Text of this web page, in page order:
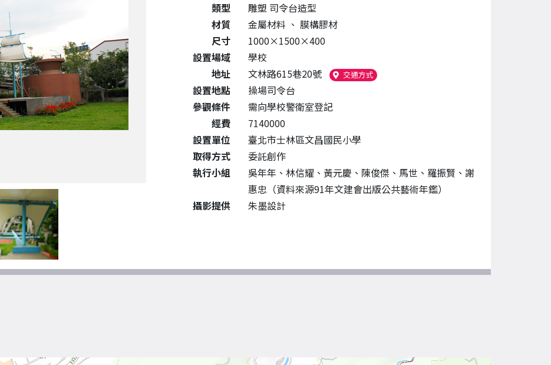
類型
雕塑 司令台造型
材質
金屬材料 、 膜構膠材
尺寸
1000×1500×400
設置場域
學校
地址
文林路615巷20號 交通方式（另開新視窗）
設置地點
操場司令台
參觀條件
需向學校警衛室登記
經費
7140000
設置單位
臺北市士林區文昌國民小學
取得方式
委託創作
執行小組
吳年年、林信耀、黃元慶、陳俊傑、馬世、羅振賢、謝
惠忠（資料來源91年文建會出版公共藝術年鑑）
攝影提供
朱墨設計